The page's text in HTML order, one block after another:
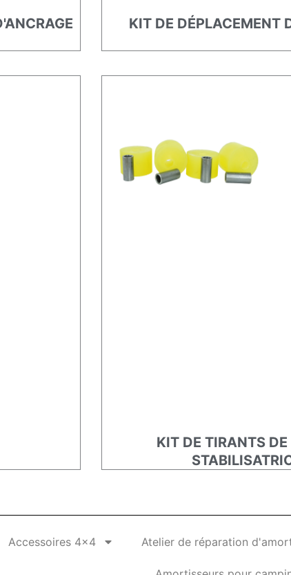
KIT DE DÉPLACEMENT
KIT DE TIRANTS DE
Accessoires 4x4 Atelier de réparation